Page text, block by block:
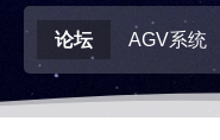
论坛 AGV系统